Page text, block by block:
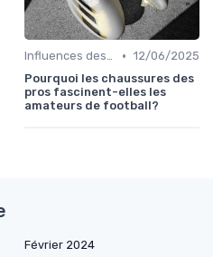
Influences des Joueurs Professionnels • 12/06/2025
Pourquoi les chaussures des
pros fascinent-elles les
amateurs de football?
Février 2024